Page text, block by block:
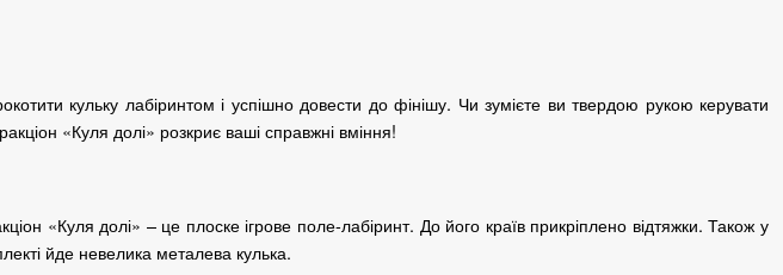
кульку лабіринтом і успішно довести до фінішу. Чи зумієте ви твердою рукою керувати
«Куля долі» розкриє ваші справжні вміння!
«Куля долі» – це плоске ігрове поле-лабіринт. До його країв прикріплено відтяжки.Також у
йде невелика металева кулька.